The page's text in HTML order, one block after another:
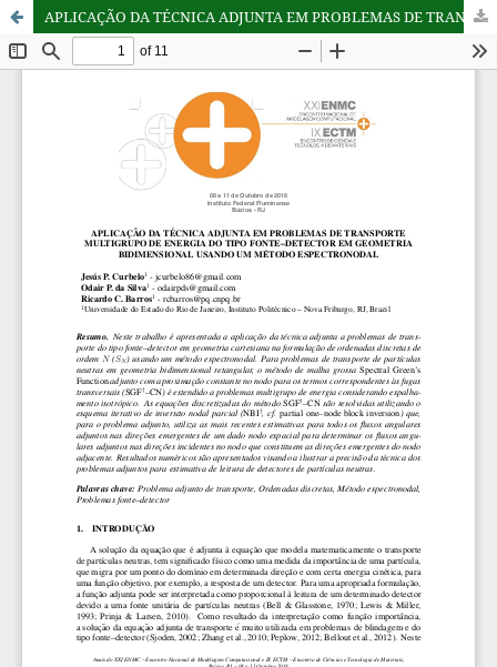
APLICAÇÃO DA TÉCNICA ADJUNTA EM PROBLEMAS DE TRANSPORTE MULTIGRUPO DE ENERGIA DO TIPO FONTE–DETECTOR EM GEOMETRIA BIDIMENSIONAL USANDO UM MÉTODO ESPECTRONODAL